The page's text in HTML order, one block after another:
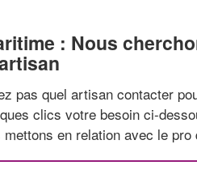
: Nous
pas quel artisan contacter
clics votre besoin ci-
en relation avec le pro